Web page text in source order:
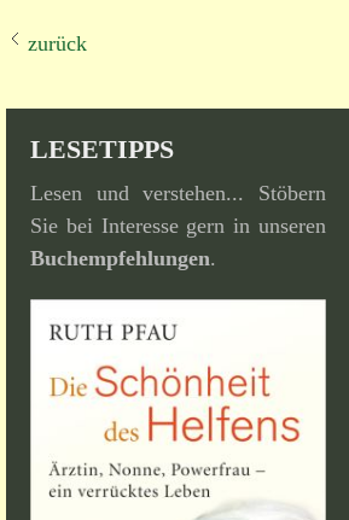
zurück
LESETIPPS
Lesen und verstehen... Stöbern
Sie bei Interesse gern in unseren
Buchempfehlungen.